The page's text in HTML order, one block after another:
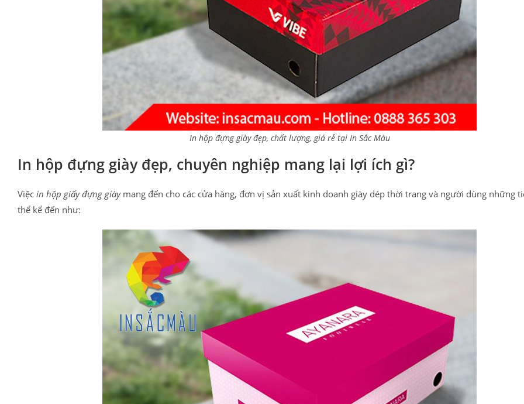
In hộp đựng giày đẹp, chất lượng, giá rẻ tại In Sắc Màu
In hộp đựng giày đẹp, chuyên nghiệp mang lại lợi ích gì?
Việc in hộp giấy đựng giàymang đến cho các cửa hàng, đơn vị sản xuất kinh doanh giày dép thời trang và người dùng những
thể kể đến như: